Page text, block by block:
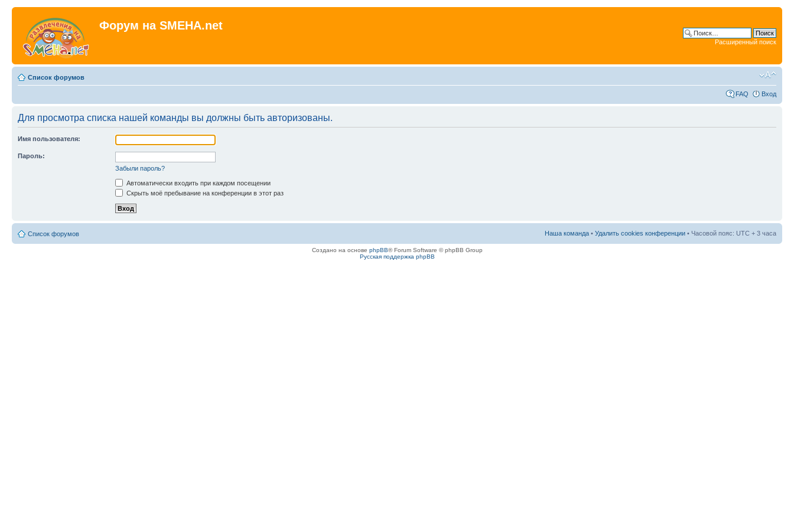
Форум на SMEHA.net
Расширенный поиск
Список форумов
FAQ Вход
Для просмотра списка нашей команды вы должны быть авторизованы.
Имя пользователя:
Пароль:
Забыли пароль?
Автоматически входить при каждом посещении
Скрыть моё пребывание на конференции в этот раз
Список форумов Наша команда • Удалить cookies конференции • Часовой пояс: UTC + 3 часа
Создано на основе phpBB® Forum Software © phpBB Group
Русская поддержка phpBB